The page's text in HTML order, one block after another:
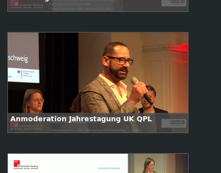
Anmoderation Jahrestagung UK QPL